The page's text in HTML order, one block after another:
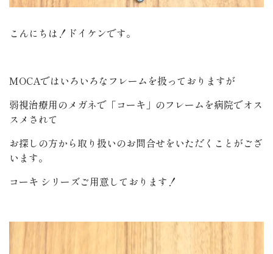
こんにちは！ドイケンです。
MOCAではいろいろなフレームを扱っておりますが
弱視治療用のメガネで「コーキ」のフレームを病院でオス
スメされて
お探しの方から取り扱いのお問合せをいただくことがござ
います。
コーキ シリーズご用意しております！